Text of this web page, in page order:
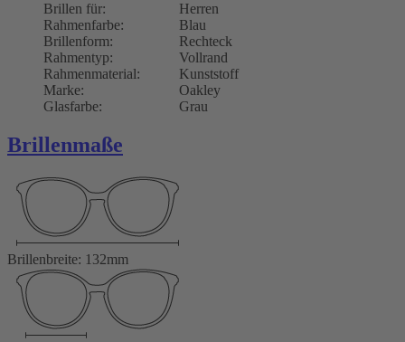
Brillen für:
Herren
Rahmenfarbe:
Blau
Brillenform:
Rechteck
Rahmentyp:
Vollrand
Rahmenmaterial:
Kunststoff
Marke:
Oakley
Glasfarbe:
Grau
Brillenmaße
Brillenbreite: 132mm